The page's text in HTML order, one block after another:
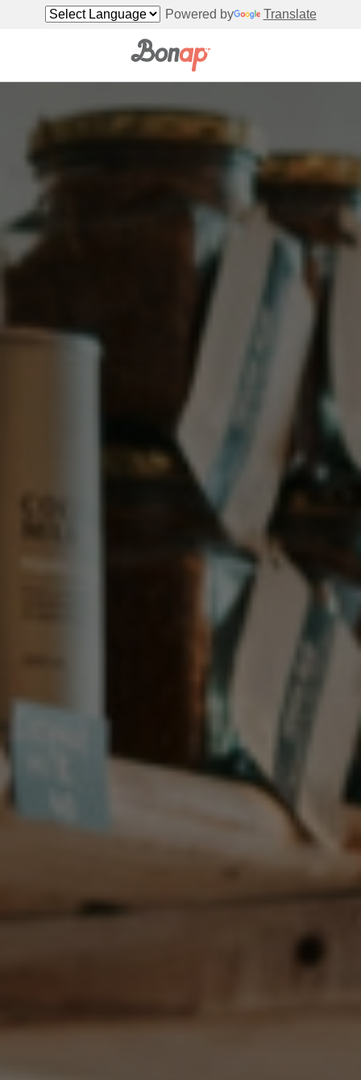
Powered by Translate